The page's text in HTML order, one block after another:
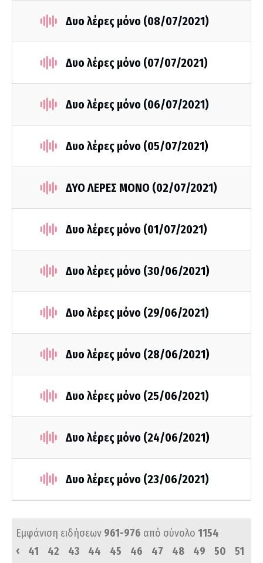
Δυο λέρες μόνο (08/07/2021)
Δυο λέρες μόνο (07/07/2021)
Δυο λέρες μόνο (06/07/2021)
Δυο λέρες μόνο (05/07/2021)
ΔΥΟ ΛΕΡΕΣ ΜΟΝΟ (02/07/2021)
Δυο λέρες μόνο (01/07/2021)
Δυο λέρες μόνο (30/06/2021)
Δυο λέρες μόνο (29/06/2021)
Δυο λέρες μόνο (28/06/2021)
Δυο λέρες μόνο (25/06/2021)
Δυο λέρες μόνο (24/06/2021)
Δυο λέρες μόνο (23/06/2021)
Εμφάνιση ειδήσεων 961-976 από σύνολο 1154
‹
41 42 43 44 45 46 47 48 49 50
51